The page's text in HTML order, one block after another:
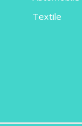
Textile